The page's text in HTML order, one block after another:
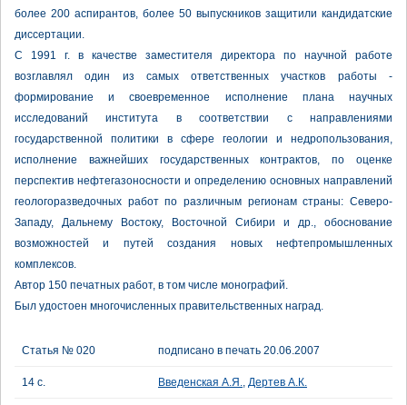
более 200 аспирантов, более 50 выпускников защитили кандидатские
диссертации.
С 1991 г. в качестве заместителя директора по научной работе
возглавлял один из самых ответственных участков работы -
формирование и своевременное исполнение плана научных
исследований института в соответствии с направлениями
государственной политики в сфере геологии и недропользования,
исполнение важнейших государственных контрактов, по оценке
перспектив нефтегазоносности и определению основных направлений
геологоразведочных работ по различным регионам страны: Северо-
Западу, Дальнему Востоку, Восточной Сибири и др., обоснование
возможностей и путей создания новых нефтепромышленных
комплексов.
Автор 150 печатных работ, в том числе монографий.
Был удостоен многочисленных правительственных наград.
Статья № 020 подписано в печать 20.06.2007
14 с. Введенская А.Я., Дертев А.К.